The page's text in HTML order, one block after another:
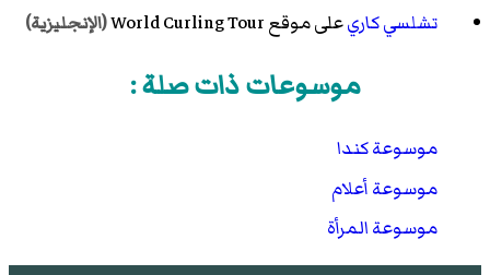
تشلسي كاريعلى موقعWorld Curling Tour(الإنجليزية)
موسوعات ذات صلة :
موسوعة كندا
موسوعة أعلام
موسوعة المرأة